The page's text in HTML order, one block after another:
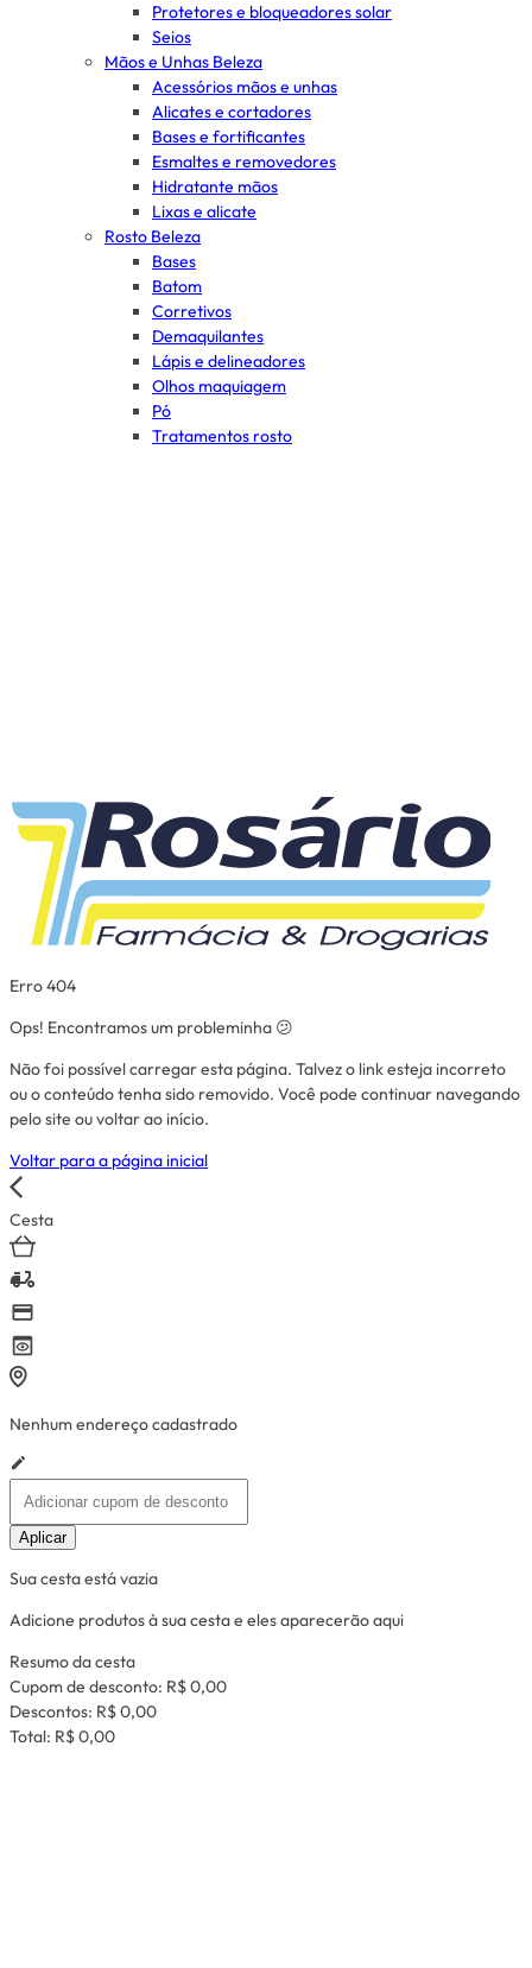
Protetores e bloqueadores solar
Seios
Mãos e Unhas Beleza
Acessórios mãos e unhas
Alicates e cortadores
Bases e fortificantes
Esmaltes e removedores
Hidratante mãos
Lixas e alicate
Rosto Beleza
Bases
Batom
Corretivos
Demaquilantes
Lápis e delineadores
Olhos maquiagem
Pó
Tratamentos rosto
Erro 404
Ops! Encontramos um probleminha 😕
Não foi possível carregar esta página. Talvez o link esteja incorreto
ou o conteúdo tenha sido removido. Você pode continuar navegando
pelo site ou voltar ao início.
Voltar para a página inicial
Cesta
Nenhum endereço cadastrado
Aplicar
Sua cesta está vazia
Adicione produtos à sua cesta e eles aparecerão aqui
Resumo da cesta
Cupom de desconto: R$ 0,00
Descontos: R$ 0,00
Total: R$ 0,00